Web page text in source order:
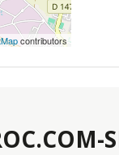
contributors